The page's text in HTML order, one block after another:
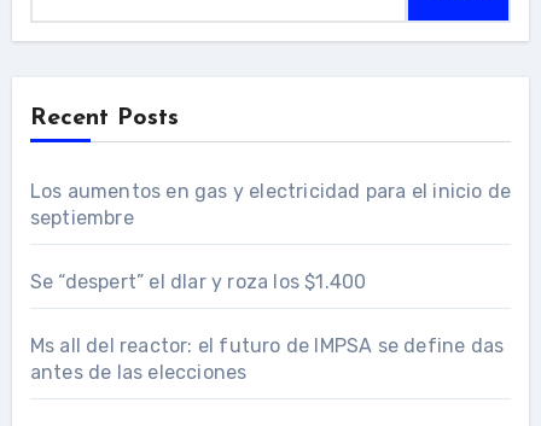
Recent Posts
Los aumentos en gas y electricidad para el inicio de
septiembre
Se “despert” el dlar y roza los $1.400
Ms all del reactor: el futuro de IMPSA se define das
antes de las elecciones